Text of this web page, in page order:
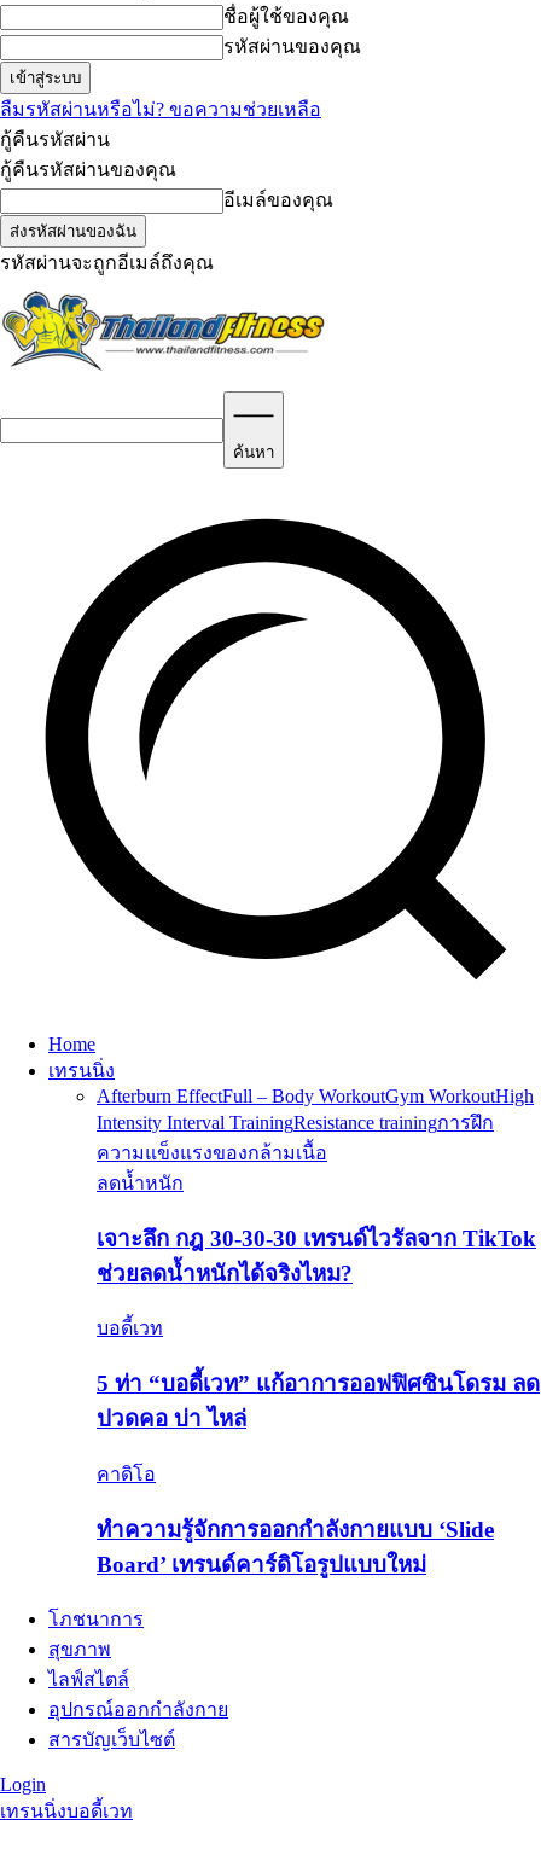
ชื่อผู้ใช้ของคุณ
รหัสผ่านของคุณ
ลืมรหัสผ่านหรือไม่? ขอความช่วยเหลือ
กู้คืนรหัสผ่าน
กู้คืนรหัสผ่านของคุณ
อีเมล์ของคุณ
รหัสผ่านจะถูกอีเมล์ถึงคุณ
ค้นหา
Home
เทรนนิ่ง
Afterburn EffectFull – Body WorkoutGym WorkoutHigh
Intensity Interval TrainingResistance trainingการฝึก
ความแข็งแรงของกล้ามเนื้อ
ลดน้ำหนัก
เจาะลึก กฎ 30-30-30 เทรนด์ไวรัลจาก TikTok
ช่วยลดน้ำหนักได้จริงไหม?
บอดี้เวท
5 ท่า “บอดี้เวท” แก้อาการออฟฟิศซินโดรม ลด
ปวดคอ บ่า ไหล่
คาดิโอ
ทำความรู้จักการออกกำลังกายแบบ ‘Slide
Board’ เทรนด์คาร์ดิโอรูปแบบใหม่
โภชนาการ
สุขภาพ
ไลฟ์สไตล์
อุปกรณ์ออกกำลังกาย
สารบัญเว็บไซต์
Login
เทรนนิ่งบอดี้เวท